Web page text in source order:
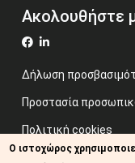
Ακολουθήστε
Δήλωση
Προστασία
Πολιτική cookies
Όροι χρήσης
Ο ιστοχώρος